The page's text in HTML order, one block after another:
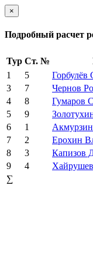
×
Подробный расчет
Тур Ст. №
1
5 Горбулёв
3
7 Чернов
4
8 Гумаров
5
9
6
1
7
2 Ерохин
8
3 Капизов
9
4
∑